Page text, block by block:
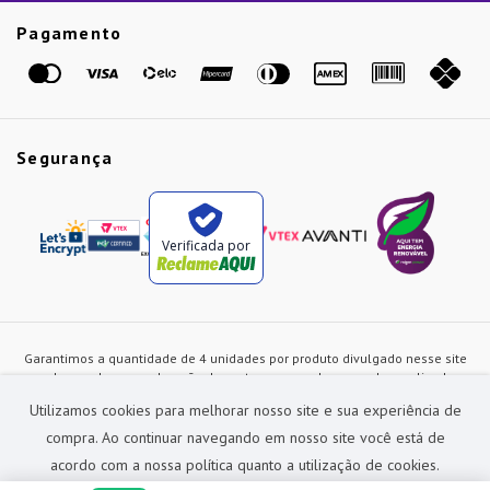
Utilizamos cookies para melhorar nosso site e sua experiência de
compra. Ao continuar navegando em nosso site você está de
acordo com a nossa política quanto a utilização de cookies.
Pagamento
Segurança
Verificada por
Garantimos a quantidade de 4 unidades por produto divulgado nesse site
ou de acordo com a duração dos estoques, sendo as vendas realizadas
alterados a qualquer instante sem prévia comunicação e são exclusivos
para a loja virtual, não restando nenhuma obrigação de prática similar nas
lojas físicas da rede Preçolandia. Todas as imagens dos produtos são
meramente ilustrativas.